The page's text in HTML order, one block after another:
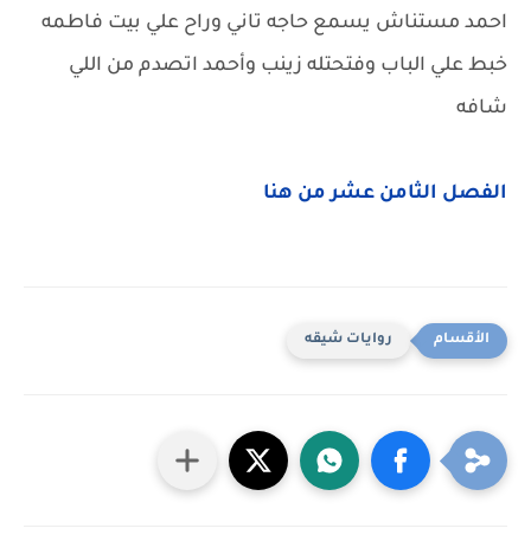
احمد مستناش يسمع حاجه تاني وراح علي بيت فاطمه
خبط علي الباب وفتحتله زينب وأحمد اتصدم من اللي
شافه
الفصل الثامن عشر من هنا
روايات شيقه